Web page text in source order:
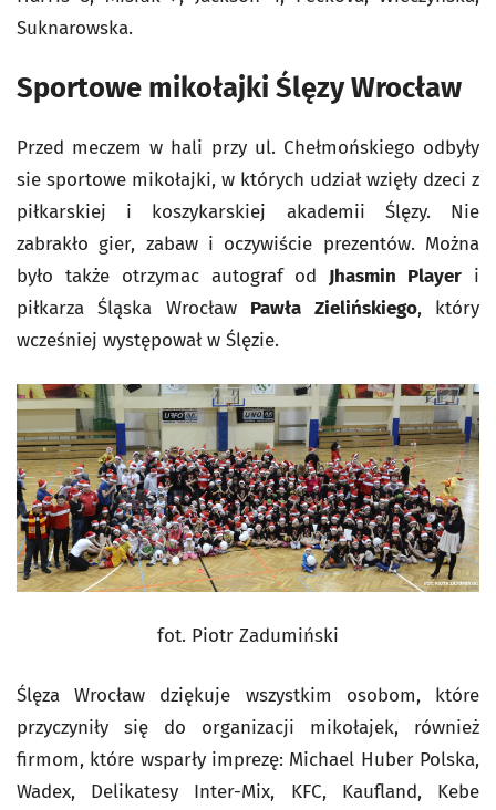
Suknarowska.
Sportowe mikołajki Ślęzy Wrocław
Przed meczem w hali przy ul. Chełmońskiego odbyły
sie sportowe mikołajki, w których udział wzięły dzeci z
piłkarskiej i koszykarskiej akademii Ślęzy. Nie
zabrakło gier, zabaw i oczywiście prezentów. Można
było także otrzymac autograf od Jhasmin Player i
piłkarza Śląska Wrocław Pawła Zielińskiego, który
wcześniej występował w Ślęzie.
fot. Piotr Zadumiński
Ślęza Wrocław dziękuje wszystkim osobom, które
przyczyniły się do organizacji mikołajek, również
firmom, które wsparły imprezę: Michael Huber Polska,
Wadex, Delikatesy Inter-Mix, KFC, Kaufland, Kebe